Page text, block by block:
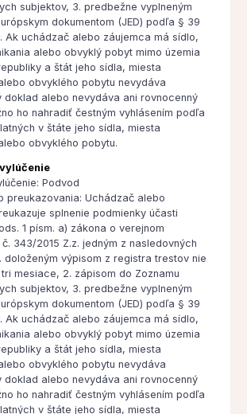
subjektov, 3. predbežne vyplneným
dokumentom (JED) podľa § 39
Ak uchádzač alebo záujemca má sídlo,
alebo obvyklý pobyt mimo územia
a štát jeho sídla, miesta
obvyklého pobytu nevydáva
doklad alebo nevydáva ani rovnocenný
ho nahradiť čestným vyhlásením podľa
v štáte jeho sídla, miesta
obvyklého pobytu.
Podvod
preukazovania: Uchádzač alebo
splnenie podmienky účasti
1 písm. a) zákona o verejnom
343/2015 Z.z. jedným z nasledovných
doloženým výpisom z registra trestov nie
mesiace, 2. zápisom do Zoznamu
subjektov, 3. predbežne vyplneným
dokumentom (JED) podľa § 39
Ak uchádzač alebo záujemca má sídlo,
alebo obvyklý pobyt mimo územia
a štát jeho sídla, miesta
obvyklého pobytu nevydáva
doklad alebo nevydáva ani rovnocenný
ho nahradiť čestným vyhlásením podľa
v štáte jeho sídla, miesta